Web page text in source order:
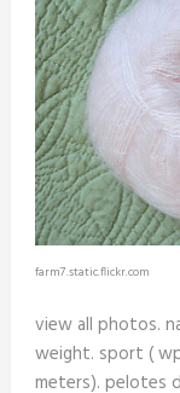
farm7.static.flickr.com
view all photos.
weight. sport (
meters). pelotes